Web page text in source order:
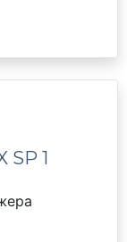
SP 1